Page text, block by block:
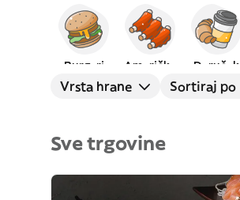
Burgeri Američka Doručak
Vrsta hrane Sortiraj po
Sve trgovine